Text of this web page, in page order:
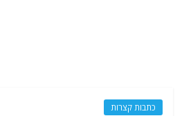
כתבות קצרות